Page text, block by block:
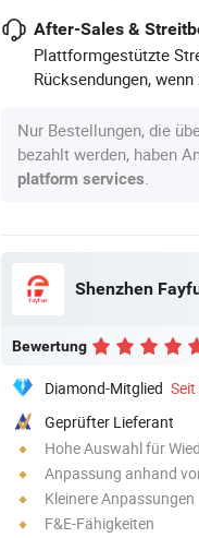
After-Sales &
Plattformgestützte
Rücksendungen, wenn
Nur Bestellungen, die
bezahlt werden, haben
platform services
Shenzhen
Bewertung
Diamond-Mitglied
Geprüfter Lieferant
Hohe Auswahl für
Anpassung anhand
Kleinere Anpassungen
F&E-Fähigkeiten